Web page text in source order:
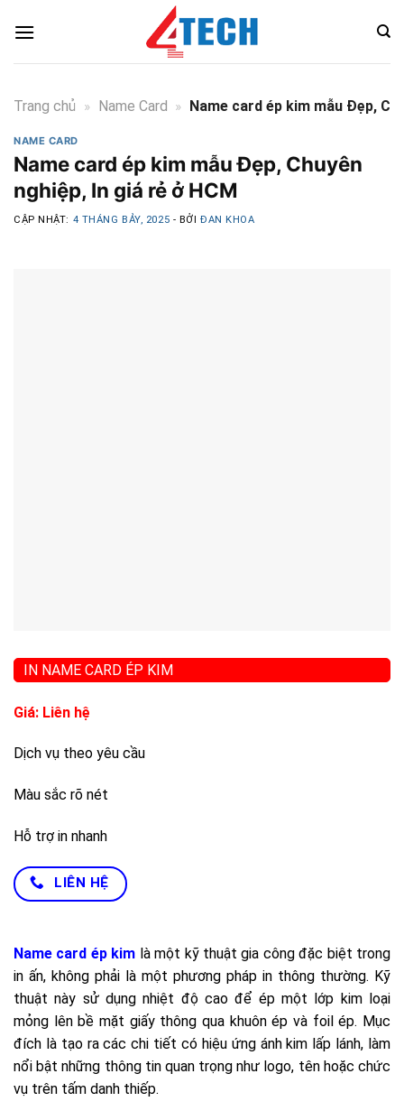
Trang chủ » Name Card » Name card ép kim mẫu Đẹp,
NAME CARD
Name card ép kim mẫu Đẹp, Chuyên
nghiệp, In giá rẻ ở HCM
CẬP NHẬT: 4 THÁNG BẢY, 2025 - BỞIĐAN KHOA
IN NAME CARD ÉP KIM
Giá: Liên hệ
Dịch vụ theo yêu cầu
Màu sắc rõ nét
Hỗ trợ in nhanh
LIÊN HỆ
Name card ép kim là một kỹ thuật gia công đặc biệt trong
in ấn, không phải là một phương pháp in thông thường. Kỹ
thuật này sử dụng nhiệt độ cao để ép một lớp kim loại
mỏng lên bề mặt giấy thông qua khuôn ép và foil ép. Mục
đích là tạo ra các chi tiết có hiệu ứng ánh kim lấp lánh, làm
nổi bật những thông tin quan trọng như logo, tên hoặc chức
vụ trên tấm danh thiếp.